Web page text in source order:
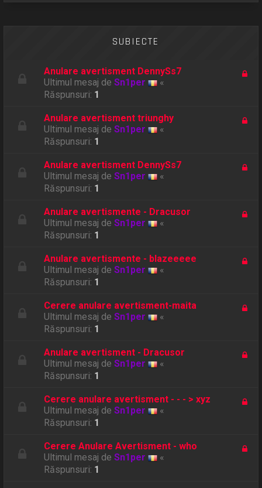
SUBIECTE
Anulare avertisment DennySs7
Ultimul mesaj deSn1per
«
Răspunsuri: 1
Anulare avertisment triunghy
Ultimul mesaj deSn1per
«
Răspunsuri: 1
Anulare avertisment DennySs7
Ultimul mesaj deSn1per
«
Răspunsuri: 1
Anulare avertismente - Dracusor
Ultimul mesaj deSn1per
«
Răspunsuri: 1
Anulare avertismente - blazeeeee
Ultimul mesaj deSn1per
«
Răspunsuri: 1
Cerere anulare avertisment-maita
Ultimul mesaj deSn1per
«
Răspunsuri: 1
Anulare avertisment - Dracusor
Ultimul mesaj deSn1per
«
Răspunsuri: 1
Cerere anulare avertisment - - - > xyz
Ultimul mesaj deSn1per
«
Răspunsuri: 1
Cerere Anulare Avertisment - who
Ultimul mesaj deSn1per
«
Răspunsuri: 1